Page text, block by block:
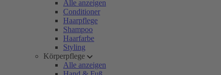
Alle anzeigen
Conditioner
Haarpflege
Shampoo
Haarfarbe
Styling
Körperpflege
Alle anzeigen